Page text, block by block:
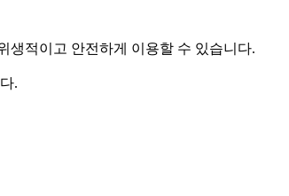
생적이고 안전하게 이용할 수 있습니다.
.